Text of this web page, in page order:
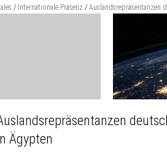
Hochschulen
Studium
Gesamtliste
Internationale Präsenz Auslandsrepräsentanzen
Ägypten